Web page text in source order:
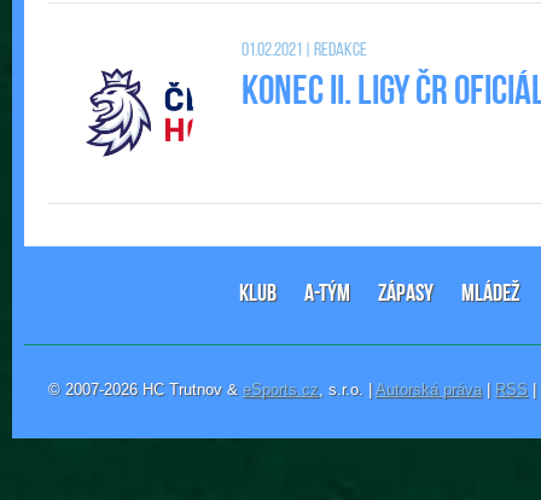
01.02.2021 | Redakce
Konec II. Ligy ČR
KLUB A-TÝM ZÁPASY MLÁDEŽ
© 2007-2026 HC Trutnov & eSports.cz, s.r.o. |Autorská práva| RSS |